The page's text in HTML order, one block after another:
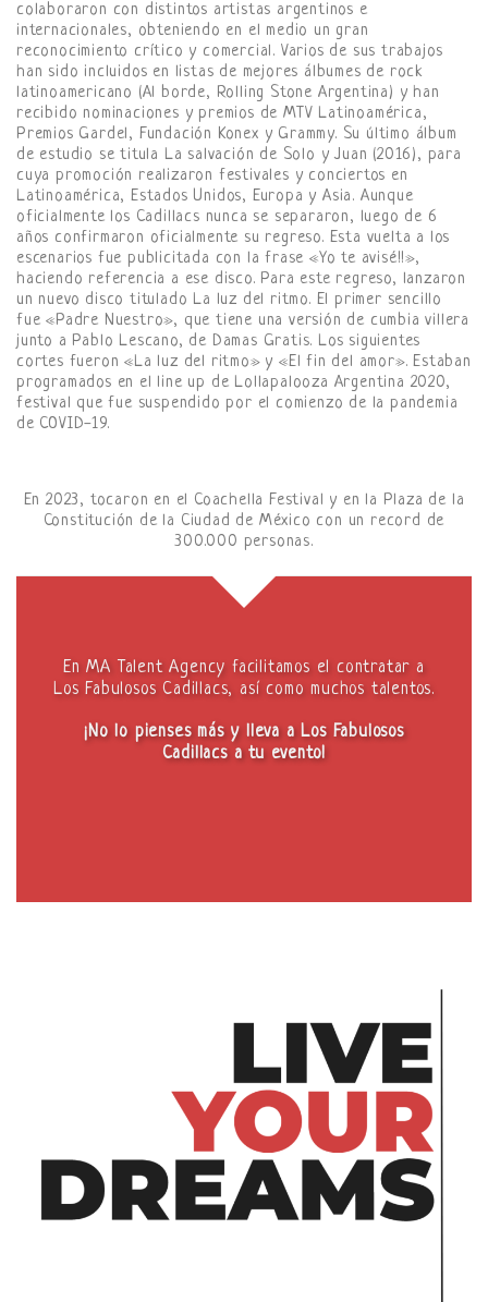
colaboraron con distintos artistas argentinos e
internacionales, obteniendo en el medio un gran
reconocimiento crítico y comercial. Varios de sus trabajos
han sido incluidos en listas de mejores álbumes de rock
latinoamericano (Al borde, Rolling Stone Argentina) y han
recibido nominaciones y premios de MTV Latinoamérica,
Premios Gardel, Fundación Konex y Grammy. Su último álbum
de estudio se titula La salvación de Solo y Juan (2016), para
cuya promoción realizaron festivales y conciertos en
Latinoamérica, Estados Unidos, Europa y Asia. Aunque
oficialmente los Cadillacs nunca se separaron, luego de 6
años confirmaron oficialmente su regreso. Esta vuelta a los
escenarios fue publicitada con la frase «Yo te avisé!!»,
haciendo referencia a ese disco. Para este regreso, lanzaron
un nuevo disco titulado La luz del ritmo. El primer sencillo
fue «Padre Nuestro», que tiene una versión de cumbia villera
junto a Pablo Lescano, de Damas Gratis. Los siguientes
cortes fueron «La luz del ritmo» y «El fin del amor». Estaban
programados en el line up de Lollapalooza Argentina 2020,
festival que fue suspendido por el comienzo de la pandemia
de COVID-19.
En 2023, tocaron en el Coachella Festival y en la Plaza de la
Constitución de la Ciudad de México con un record de
300.000 personas.
En MA Talent Agency facilitamos el contratar a
Los Fabulosos Cadillacs, así como muchos talentos.
¡No lo pienses más y lleva a Los Fabulosos
Cadillacs a tu evento!